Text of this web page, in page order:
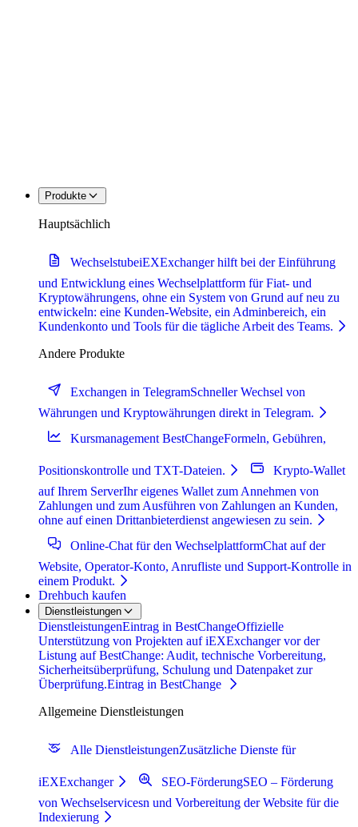
Produkte
Hauptsächlich
WechselstubeiEXExchanger hilft bei der Einführung
und Entwicklung eines Wechselplattform für Fiat- und
Kryptowährungens, ohne ein System von Grund auf neu zu
entwickeln: eine Kunden-Website, ein Adminbereich, ein
Kundenkonto und Tools für die tägliche Arbeit des Teams.
Andere Produkte
Exchangen in TelegramSchneller Wechsel von
Währungen und Kryptowährungen direkt in Telegram.
Kursmanagement BestChangeFormeln, Gebühren,
Positionskontrolle und TXT-Dateien.
Krypto-Wallet
auf Ihrem ServerIhr eigenes Wallet zum Annehmen von
Zahlungen und zum Ausführen von Zahlungen an Kunden,
ohne auf einen Drittanbieterdienst angewiesen zu sein.
Online-Chat für den WechselplattformChat auf der
Website, Operator-Konto, Anrufliste und Support-Kontrolle in
einem Produkt.
Drehbuch kaufen
Dienstleistungen
DienstleistungenEintrag in BestChangeOffizielle
Unterstützung von Projekten auf iEXExchanger vor der
Listung auf BestChange: Audit, technische Vorbereitung,
Sicherheitsüberprüfung, Schulung und Datenpaket zur
Überprüfung.Eintrag in BestChange
Allgemeine Dienstleistungen
Alle DienstleistungenZusätzliche Dienste für
iEXExchanger SEO-FörderungSEO – Förderung
von Wechselservicesn und Vorbereitung der Website für die
Indexierung